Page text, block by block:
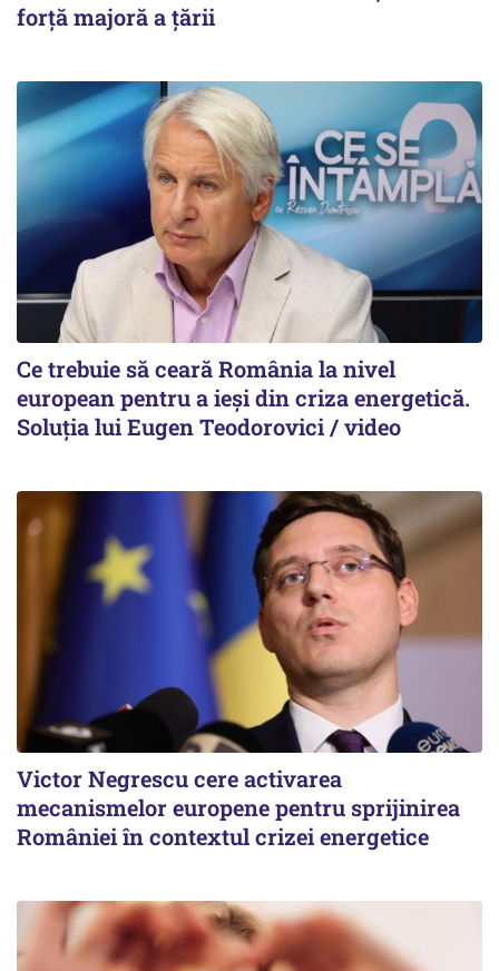
forță majoră a țării
Ce trebuie să ceară România la nivel
european pentru a ieși din criza energetică.
Soluția lui Eugen Teodorovici / video
Victor Negrescu cere activarea
mecanismelor europene pentru sprijinirea
României în contextul crizei energetice